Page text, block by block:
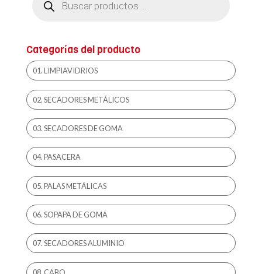
productos
Categorías del producto
01. LIMPIAVIDRIOS
02. SECADORES METÁLICOS
03. SECADORES DE GOMA
04. PASACERA
05. PALAS METÁLICAS
06. SOPAPA DE GOMA
07. SECADORES ALUMINIO
08. CABO